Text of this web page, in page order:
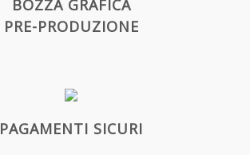
BOZZA GRAFICA
PRE-PRODUZIONE
PAGAMENTI SICURI